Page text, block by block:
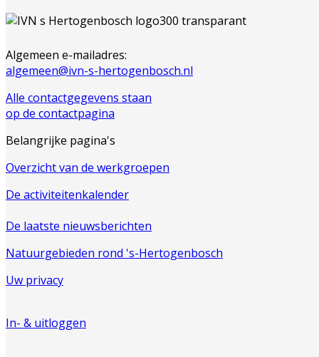
Algemeen e-mailadres:
algemeen@ivn-s-hertogenbosch.nl
Alle contactgegevens staan
op de contactpagina
Belangrijke pagina's
Overzicht van de werkgroepen
De activiteitenkalender
De laatste nieuwsberichten
Natuurgebieden rond 's-Hertogenbosch
Uw privacy
In- & uitloggen